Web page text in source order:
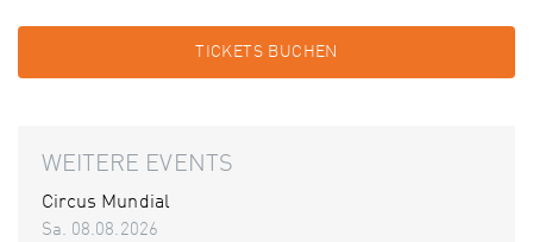
TICKETS BUCHEN
WEITERE EVENTS
Circus Mundial
Sa. 08.08.2026